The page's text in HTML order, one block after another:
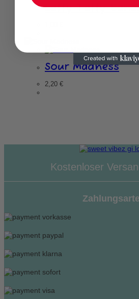
Laffy Taffy
Sour Madness
2,20 €
Kostenloser